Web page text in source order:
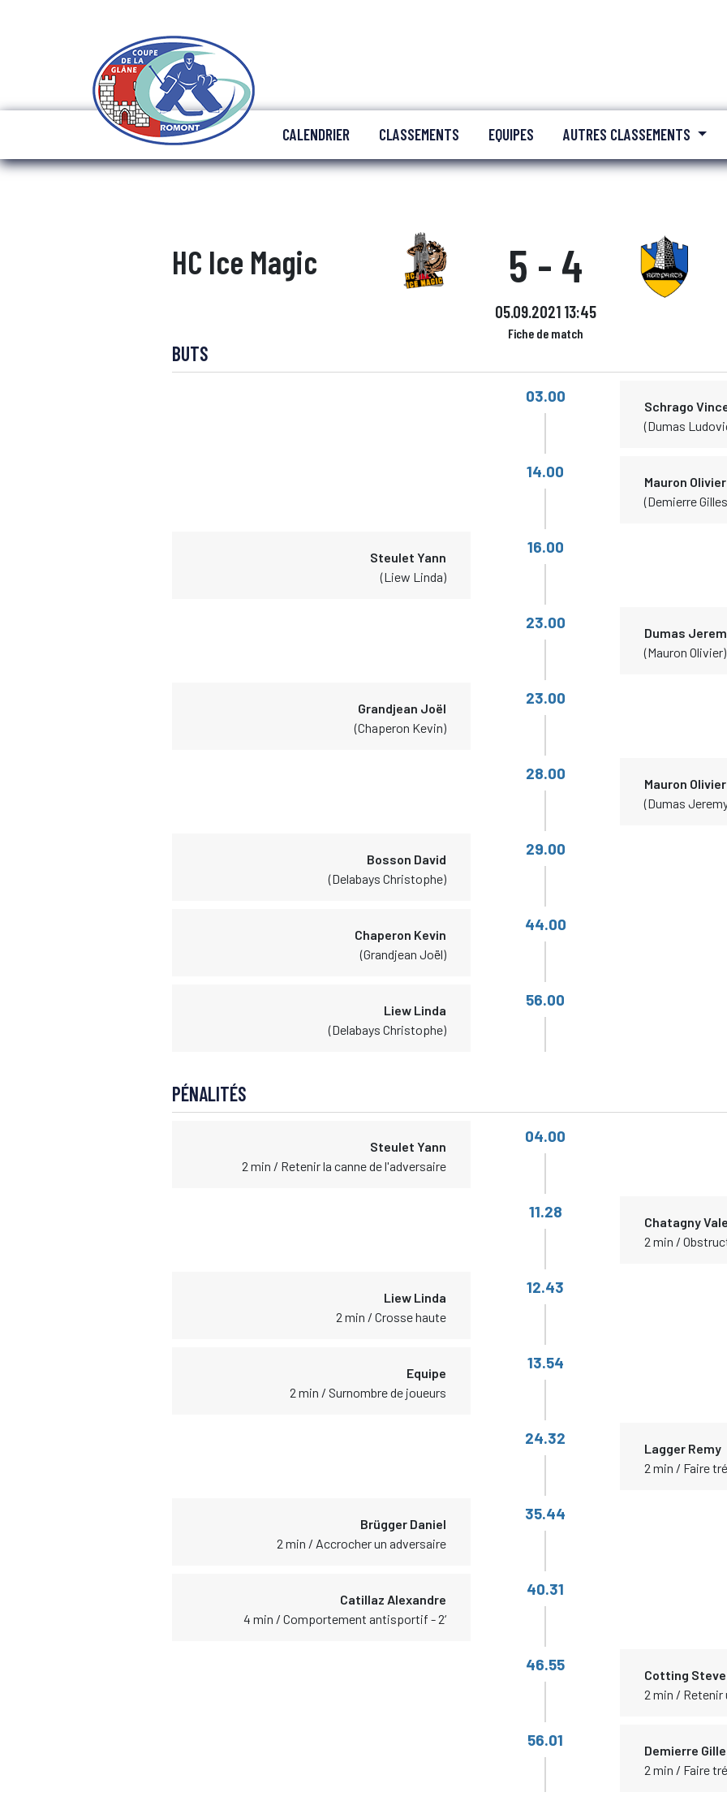
CALENDRIER CLASSEMENTS EQUIPES AUTRES CLASSEMENTS
HC Ice Magic 5 - 4
05.09.2021 13:45
Fiche de match
BUTS
03.00
Schrago
(Dumas
14.00
Mauron Olivier
(Demierre
Steulet Yann
(Liew Linda)
16.00
23.00
Dumas
(Mauron Olivier)
Grandjean Joël
(Chaperon Kevin)
23.00
28.00
Mauron Olivier
(Dumas
Bosson David
(Delabays Christophe)
29.00
Chaperon Kevin
(Grandjean Joël)
44.00
Liew Linda
(Delabays Christophe)
56.00
PÉNALITÉS
Steulet Yann
2 min / Retenir la canne de l'adversaire
04.00
11.28
Chatagny
2 min /
Liew Linda
2 min / Crosse haute
12.43
Equipe
2 min / Surnombre de joueurs
13.54
24.32
Lagger Remy
2 min / Faire
Brügger Daniel
2 min / Accrocher un adversaire
35.44
Catillaz Alexandre
4 min / Comportement antisportif - 2‘
40.31
46.55
Cotting Steve
2 min / Retenir
56.01
Demierre
2 min / Faire